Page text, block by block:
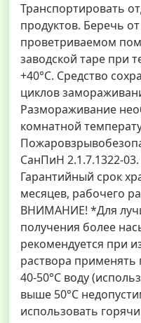
Транспортировать
продуктов. Беречь
проветриваемом
заводской таре при
+40°С. Средство
циклов
Размораживание
комнатной
СанПиН 2.1.7.1322-03.
Гарантийный срок
месяцев, рабочего
ВНИМАНИЕ! *Для
получения более
рекомендуется при
раствора применять
40-50°С воду
выше 50°С
использовать